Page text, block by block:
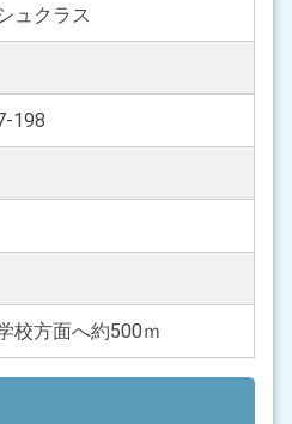
ュクラス
198
校方面へ約500ｍ